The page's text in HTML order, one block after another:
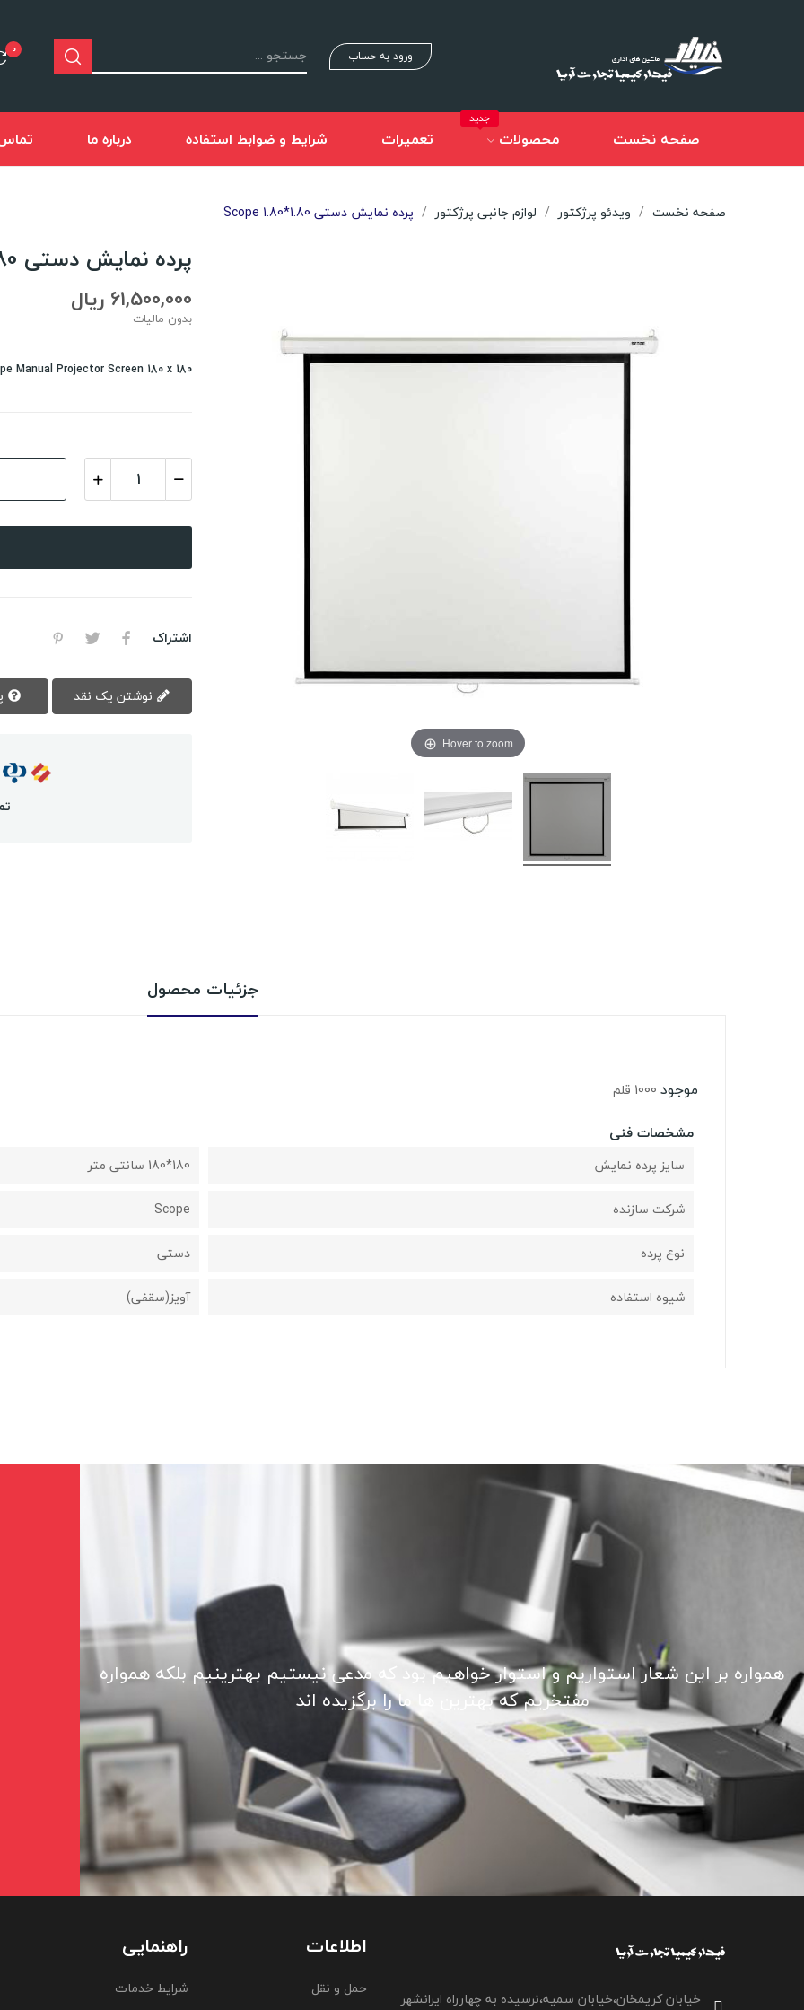
ورود به حساب 0
صفحه نخست محصولات
جدید
تعمیرات شرایط و ضوابط استفاده درباره ما
صفحه نخست ویدئو پرژکتور لوازم جانبی پرژکتور پرده نمایش دستی Scope 1.80*1.80
Hover to zoom
پرده نمایش دستی Scope 1.80*1.80
61,500,000 ریال
بدون مالیات
Manual Projector Screen 180 x 180
اشتراک
جزئیات محصول
موجود 1000 قلم
مشخصات فنی
سایز پرده نمایش
180*180 سانتی متر
شرکت سازنده
Scope
نوع پرده
دستی
شیوه استفاده
آویز(سقفی)
همواره بر این شعار استواریم و استوار خواهیم بود که مدعی نیستیم بهترینیم بلکه همواره
مفتخریم که بهترین ها ما را برگزیده اند
خیابان کریمخان،خیابان سمیه،نرسیده به چهارراه ایرانشهر
اطلاعات
حمل و نقل
راهنمایی
شرایط خدمات